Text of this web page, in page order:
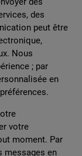
des
peut être
Nous
; par
en
votre
moment. Par
messages en